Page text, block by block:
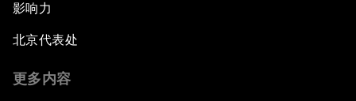
影响力
北京代表处
更多内容